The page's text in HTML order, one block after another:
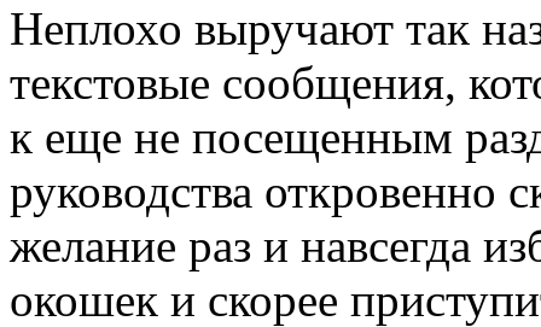
Неплохо выручают так
текстовые сообщения,
к еще не посещенным
руководства откровенно
желание раз и навсегда
окошек и скорее